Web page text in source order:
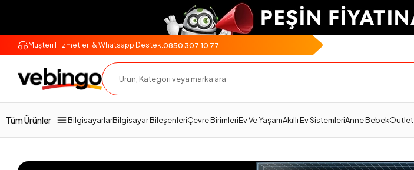
Müşteri Hizmetleri & Whatsapp Destek:0850 307 10 77
Tüm Ürünler BilgisayarlarBilgisayar BileşenleriÇevre BirimleriEv Ve YaşamAkıllı Ev SistemleriAnne BebekOutlet